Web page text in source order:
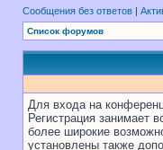
Сообщения без ответов |
Список форумов
Для входа на
Регистрация занимает
более широкие
установлены также